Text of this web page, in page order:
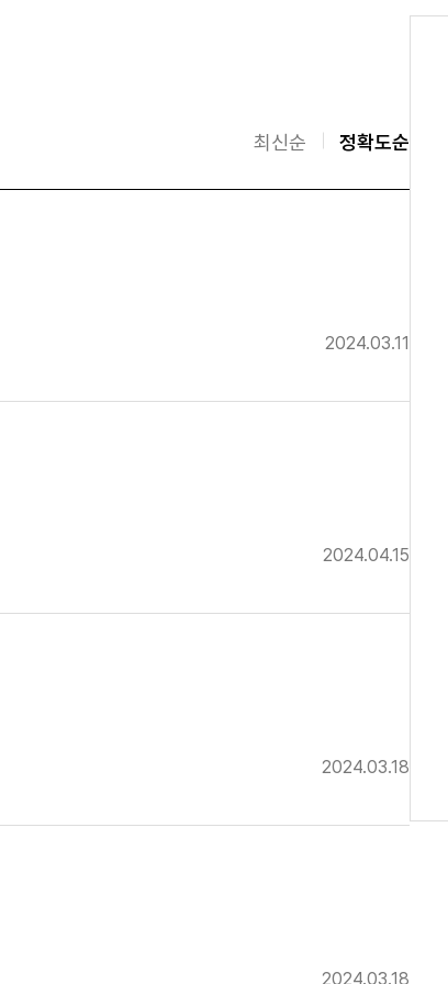
최신순 정확도순
2024.03.11
2024.04.15
2024.03.18
2024.03.18